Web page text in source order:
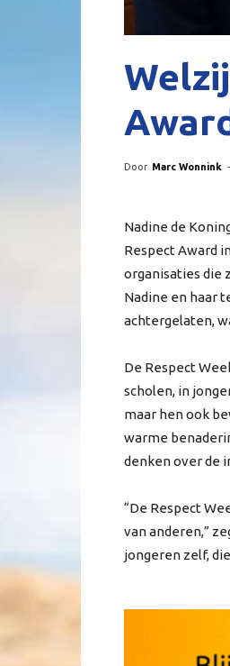
Door Marc Wonnink -
Nadine de
Respect Award
organisaties die
Nadine en haar
achtergelaten,
De Respect
scholen, in
maar hen ook
warme
denken over de
“De Respect
van anderen,”
jongeren zelf,